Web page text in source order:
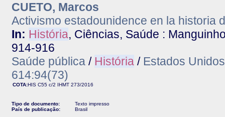
CUETO, Marcos
Activismo estadounidence en la historia
In: História, Ciências, Saúde :
914-916
Saúde pública / História / Estados
614:94(73)
COTA:HIS C55 c/2 IHMT 273/2016
Tipo de documento:
Texto impresso
País de publicação:
Brasil